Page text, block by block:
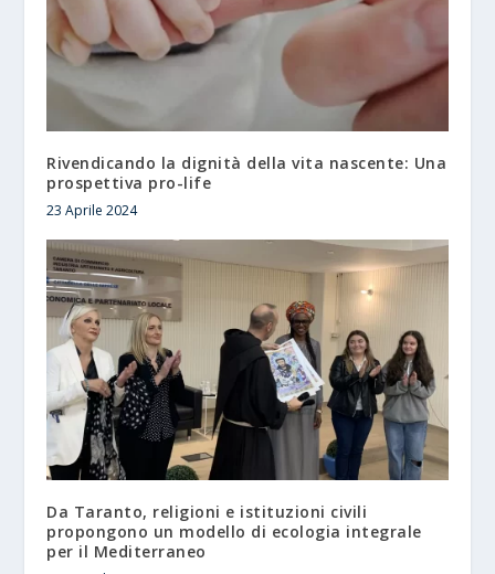
Rivendicando la dignità della vita nascente: Una
prospettiva pro-life
23 Aprile 2024
Da Taranto, religioni e istituzioni civili
propongono un modello di ecologia integrale
per il Mediterraneo